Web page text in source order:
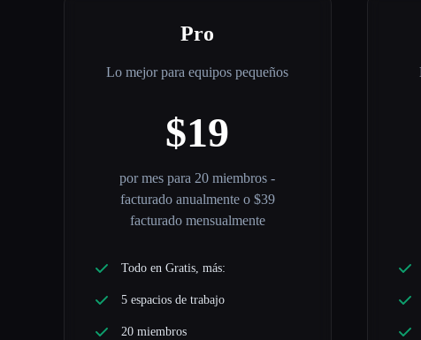
Pro
Lo mejor para equipos pequeños
$19
por mes para 20 miembros -
facturado anualmente o $39
facturado mensualmente
Todo en Gratis, más:
5 espacios de trabajo
20 miembros